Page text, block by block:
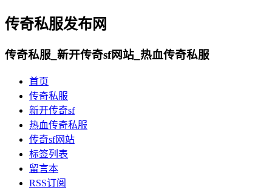
传奇私服发布网
传奇私服_新开传奇sf网站_热血传奇私服
首页
传奇私服
新开传奇sf
热血传奇私服
传奇sf网站
标签列表
留言本
RSS订阅